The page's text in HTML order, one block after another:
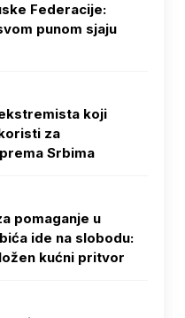
Federacije:
punom sjaju
koji
za
Srbima
pomaganje u
ide na slobodu:
kućni pritvor